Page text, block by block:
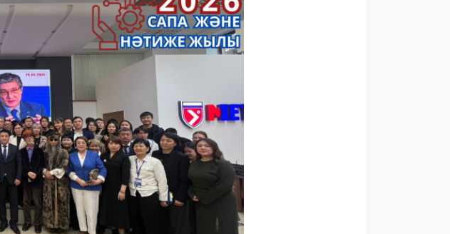
высшее
с применением
технологий